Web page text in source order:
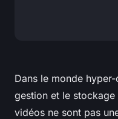
Dans le monde hyper-
gestion et le stockage
vidéos ne sont pas